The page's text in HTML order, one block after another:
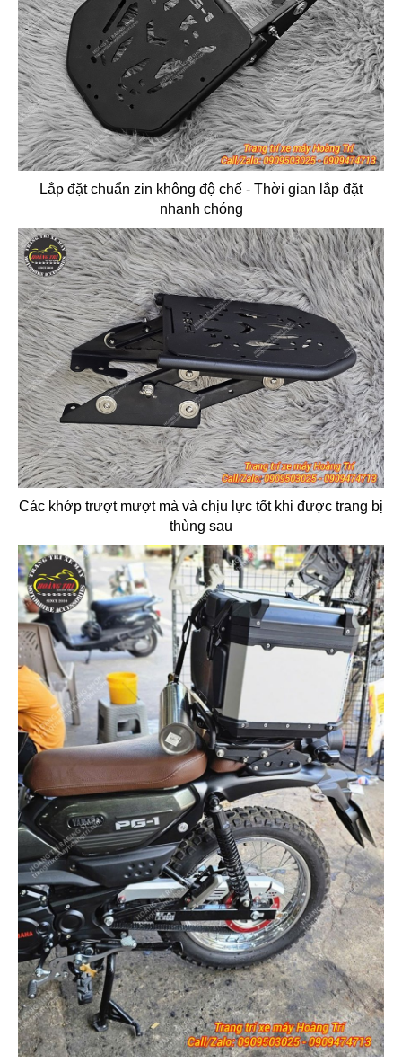
Lắp đặt chuẩn zin không độ chế - Thời gian lắp đặt
nhanh chóng
Các khớp trượt mượt mà và chịu lực tốt khi được trang bị
thùng sau